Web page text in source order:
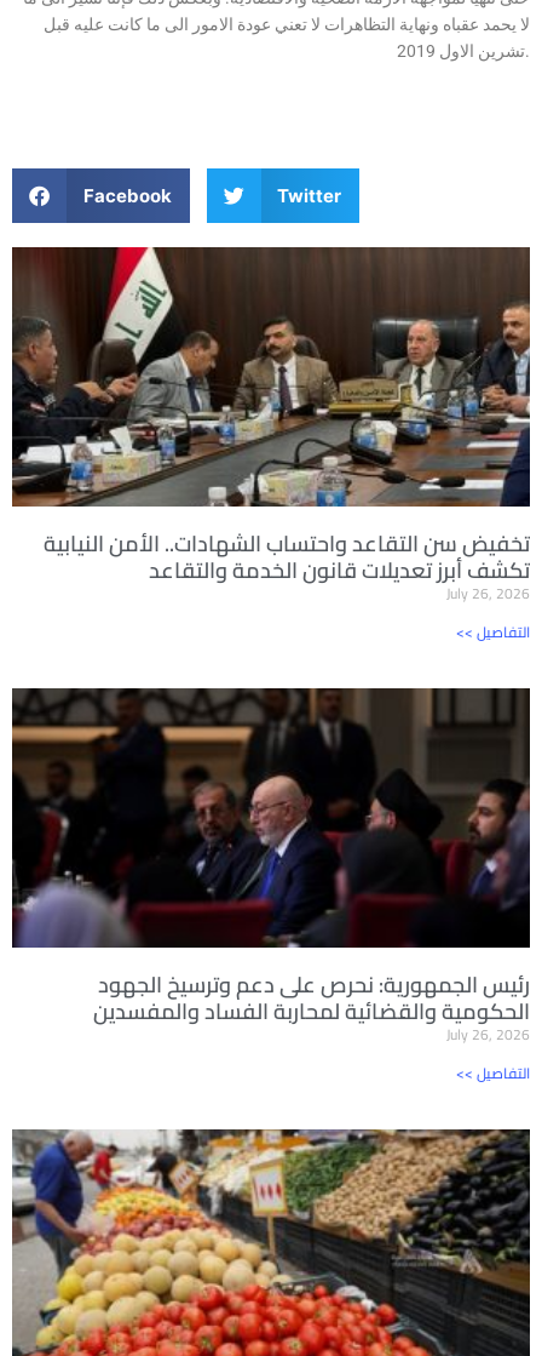
لا يحمد عقباه ونهاية التظاهرات لا تعني عودة الامور الى ما كانت عليه قبل
تشرين الاول 2019.
Facebook Twitter
تخفيض سن التقاعد واحتساب الشهادات.. الأمن النيابية
تكشف أبرز تعديلات قانون الخدمة والتقاعد
July 26, 2026
<< التفاصيل
رئيس الجمهورية: نحرص على دعم وترسيخ الجهود
الحكومية والقضائية لمحاربة الفساد والمفسدين
July 26, 2026
<< التفاصيل